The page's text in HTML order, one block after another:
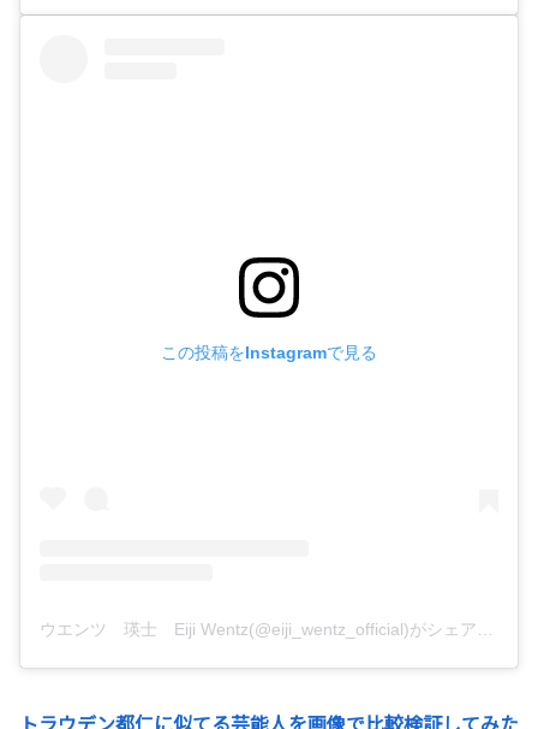
この投稿をInstagramで見る
ウエンツ 瑛士 Eiji Wentz(@eiji_wentz_official)がシェアした投稿
トラウデン都仁に似てる芸能人を画像で比較検証してみた